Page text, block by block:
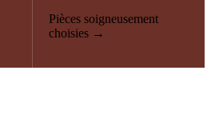
Pièces soigneusement
choisies →